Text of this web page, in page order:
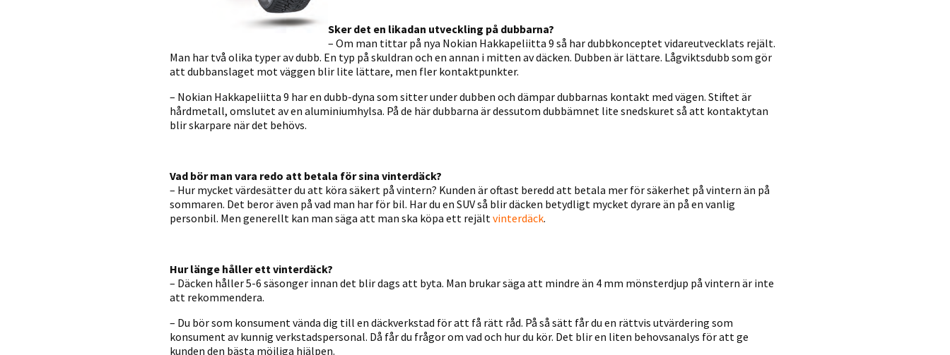
Sker det en likadan utveckling på dubbarna?
– Om man tittar på nya Nokian Hakkapeliitta 9 så har dubbkonceptet vidareutvecklats rejält.
Man har två olika typer av dubb. En typ på skuldran och en annan i mitten av däcken. Dubben är lättare. Lågviktsdubb som gör
att dubbanslaget mot väggen blir lite lättare, men fler kontaktpunkter.
– Nokian Hakkapeliitta 9 har en dubb-dyna som sitter under dubben och dämpar dubbarnas kontakt med vägen. Stiftet är
hårdmetall, omslutet av en aluminiumhylsa. På de här dubbarna är dessutom dubbämnet lite snedskuret så att kontaktytan
blir skarpare när det behövs.
Vad bör man vara redo att betala för sina vinterdäck?
– Hur mycket värdesätter du att köra säkert på vintern? Kunden är oftast beredd att betala mer för säkerhet på vintern än på
sommaren. Det beror även på vad man har för bil. Har du en SUV så blir däcken betydligt mycket dyrare än på en vanlig
personbil. Men generellt kan man säga att man ska köpa ett rejältvinterdäck.
Hur länge håller ett vinterdäck?
– Däcken håller 5-6 säsonger innan det blir dags att byta. Man brukar säga att mindre än 4 mm mönsterdjup på vintern är inte
att rekommendera.
– Du bör som konsument vända dig till en däckverkstad för att få rätt råd. På så sätt får du en rättvis utvärdering som
konsument av kunnig verkstadspersonal. Då får du frågor om vad och hur du kör. Det blir en liten behovsanalys för att ge
kunden den bästa möjliga hjälpen.